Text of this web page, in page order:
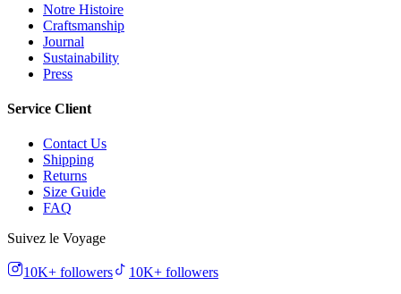
Notre Histoire
Craftsmanship
Journal
Sustainability
Press
Service Client
Contact Us
Shipping
Returns
Size Guide
FAQ
Suivez le Voyage
10K+ followers 10K+ followers